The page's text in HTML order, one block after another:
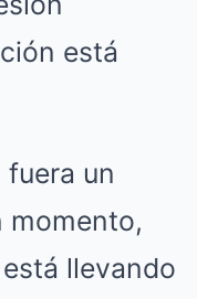
está
fuera un
momento,
llevando